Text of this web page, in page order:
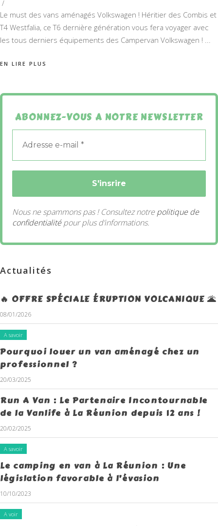
Le must des vans aménagés Volkswagen ! Héritier des Combis et
T4 Westfalia, ce T6 dernière génération vous fera voyager avec
les tous derniers équipements des Campervan Volkswagen !
EN LIRE PLUS
ABONNEZ-VOUS A NOTRE NEWSLETTER
Nous ne spammons pas ! Consultez notrepolitique de
confidentialitépour plus d’informations.
Actualités
🔥 OFFRE SPÉCIALE ÉRUPTION VOLCANIQUE 🌋
08/01/2026
A savoir
Pourquoi louer un van aménagé chez un
professionnel ?
20/03/2025
Run A Van : Le Partenaire Incontournable
de la Vanlife à La Réunion depuis 12 ans !
20/02/2025
A savoir
Le camping en van à La Réunion : Une
législation favorable à l’évasion
10/10/2023
A voir